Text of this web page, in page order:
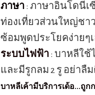
ภาษา : ภาษาอินโดนีเซี
ท่องเที่ยวส่วนใหญ่ชา
ซ้อมพูดประโยคง่ายๆเ
ระบบไฟฟ้า : บาหลีใช้
และมีรูกลม 2 รู อย่าลื
บาหลีเค้ามีบริการเด้อ...ถูกก